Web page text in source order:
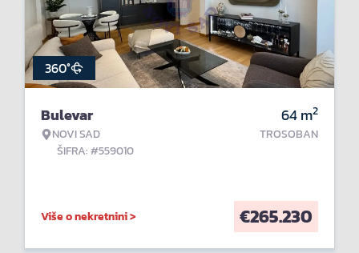
360°
Bulevar
NOVI SAD
ŠIFRA: #559010
64m2
TROSOBAN
Više o nekretnini > €265.230